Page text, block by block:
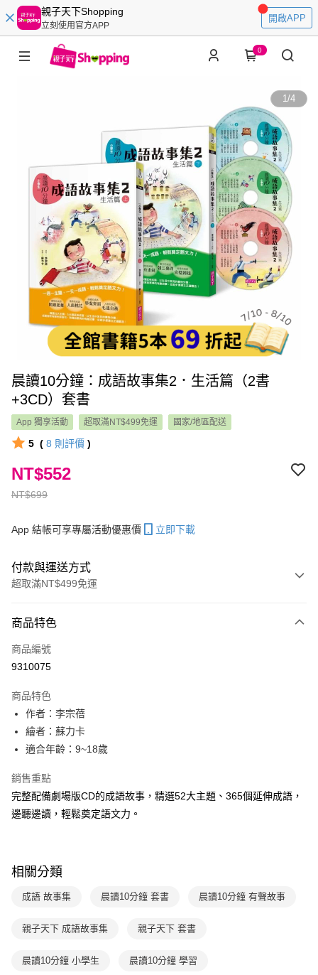
親子天下Shopping
立刻使用官方APP
開啟APP
0
1/4
晨讀10分鐘：成語故事集2．生活篇（2書
+3CD）套書
App 獨享活動 超取滿NT$499免運 國家/地區配送
5 ( 8 則評價 )
NT$699
NT$552
App 結帳可享專屬活動優惠價 立即下載
付款與運送方式
超取滿NT$499免運
信用卡一次付款
LINE Pay
大哥付你分期
相關說明
【大哥付你分期使用說明】
1.本服務由台灣大哥大提供，台灣大哥大用戶可立即使用無須另外申請。
流程，驗證手機門號後，選擇欲分期的期數、繳款截止日，確認付款後即完
成交易。
3.實際核准額度、可分期數及費用金額請依後續交易確認頁面所載為準。
4.訂單成立30分鐘內，如未前往確認交易或遇審核未通過，訂單將自動取
1.分期款項不併入電信帳單，「大哥付你分期」於每月結算日後寄送繳費提
2.透過簡訊連結打開帳單後，可選擇「超商條碼／台灣大直營門市／銀行轉
【注意事項】
用戶於交易時，得透過本服務購買商品或服務，並由商店將買賣／分期付款
AFTEE先享後付
相關說明
AFTEE先享後付是「在收到商品之後才付款」的支付方式。 讓您購物簡單
便利好安心！
【「AFTEE先享後付」結帳流程】
１．於結帳方式選擇「AFTEE先享後付」後，將跳轉至「AFTEE先享後付」
結帳頁面，進行簡訊認證並確認金額後，即可完成結帳。
３．收到繳費通知簡訊後14天內，點擊此簡訊中的連結，可透過四大超商／
※ 請注意：結帳手續完成當下不需立刻繳費，但若您需要取消訂單，請聯絡
購買商品的店家。未經商家同意取消之訂單仍視為有效，需透過AFTEE先享
ATM付款
每筆NT$70，滿NT$499(含以上)免運費
付款後7-11取貨
每筆NT$70，滿NT$800(含以上)免運費
商品特色
商品編號
9310075
商品特色
作者：李宗蓓
繪者：蘇力卡
適合年齡：9~18歲
銷售重點
完整配備劇場版CD的成語故事，精選52大主題、365個延伸成語，
邊聽邊讀，輕鬆奠定語文力。
相關分類
成語 故事集 晨讀10分鐘 套書 晨讀10分鐘 有聲故事
親子天下 成語故事集 親子天下 套書
晨讀10分鐘 小學生 晨讀10分鐘 學習